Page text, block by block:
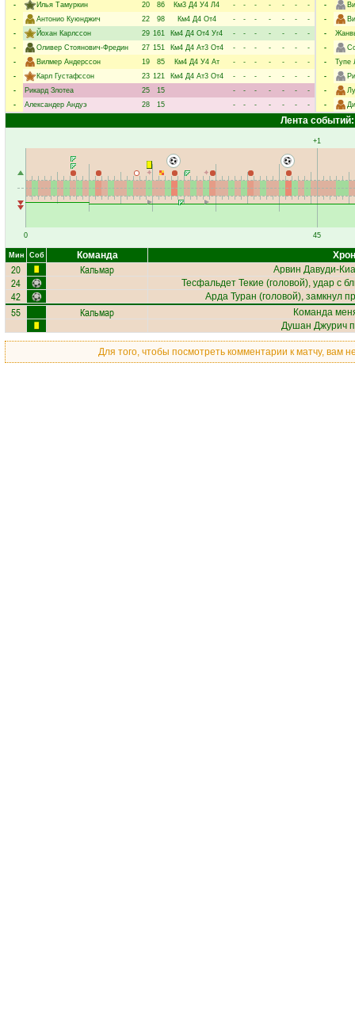
-
Илья Тамуркин 20 86 Км3 Д4 У4 Л4 - - - - - -
-
-
Антонио Куюнджич 22 98 Км4 Д4 От4 - - - - - -
-
-
Йохан Карлссон 29 161 Км4 Д4 От4 Уг4 - - - - - -
-
-
Оливер Стоянович-Фредин 27 151 Км4 Д4 Ат3 От4 - - - - - -
-
-
Вилмер Андерссон 19 85 Км4 Д4 У4 Ат - - - - - -
-
-
Карл Густафссон 23 121 Км4 Д4 Ат3 От4 - - - - - -
-
-
Рикард Злотеа 25 15 - - - - - -
-
-
Александер Андуэ 28 15 - - - - - - -
-
-
-
-
-
Тупе
-
-
-
Лента событий:
0
+1
45
Мин Соб Команда
20 Кальмар Арвин Давуди-Киа
24 Тесфальдет Текие (головой), удар с
42 Арда Туран (головой), замкнул
55 Кальмар
Команда
Душан Джурич
Для того, чтобы посмотреть комментарии к матчу, вам